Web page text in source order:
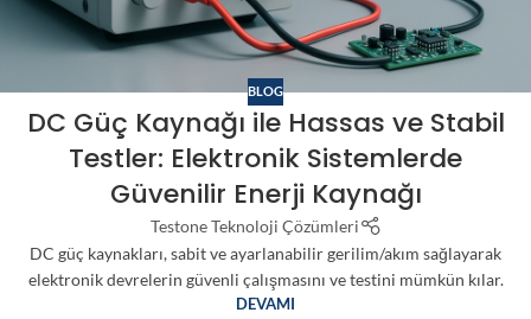
BLOG
DC Güç Kaynağı ile Hassas ve Stabil
Testler: Elektronik Sistemlerde
Güvenilir Enerji Kaynağı
Testone Teknoloji Çözümleri
DC güç kaynakları, sabit ve ayarlanabilir gerilim/akım sağlayarak
elektronik devrelerin güvenli çalışmasını ve testini mümkün kılar.
DEVAMI